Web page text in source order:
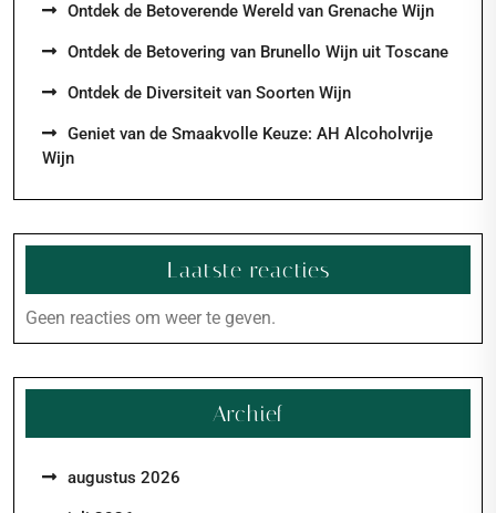
Ontdek de Betoverende Wereld van Grenache Wijn
Ontdek de Betovering van Brunello Wijn uit Toscane
Ontdek de Diversiteit van Soorten Wijn
Geniet van de Smaakvolle Keuze: AH Alcoholvrije
Wijn
Laatste reacties
Geen reacties om weer te geven.
Archief
augustus 2026